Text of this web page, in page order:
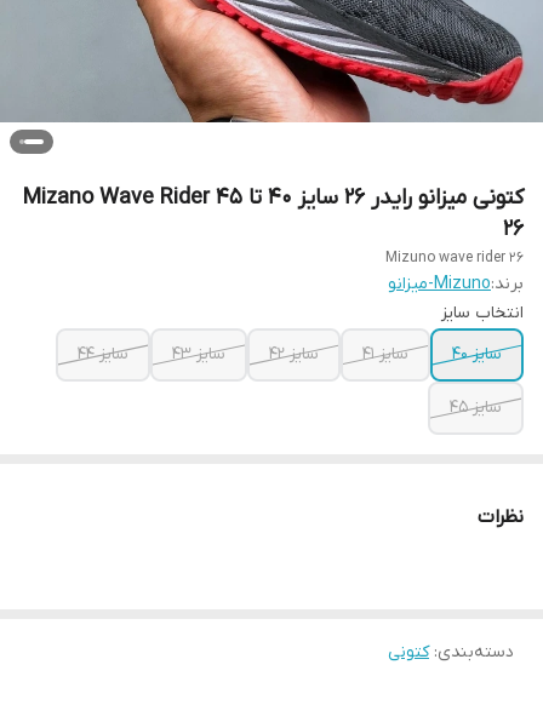
کتونی میزانو رایدر 26 سایز ۴۰ تا ۴۵ Mizano Wave Rider
26
Mizuno wave rider 26
برند:Mizuno-میزانو
انتخاب سایز
سایز ۴۰
سایز ۴۱ سایز ۴۲ سایز ۴۳ سایز ۴۴
سایز ۴۵
نظرات
دسته‌بندی:کتونی